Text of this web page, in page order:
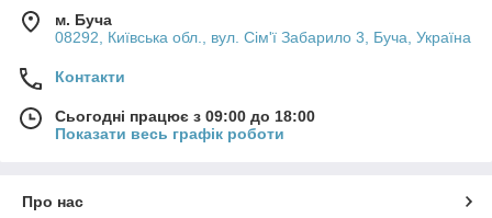
м. Буча
08292, Київська обл., вул. Сім'ї Забарило 3, Буча, Україна
Контакти
Сьогодні працює з 09:00 до 18:00
Показати весь графік роботи
Про нас